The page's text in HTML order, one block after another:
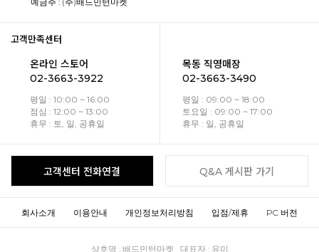
고객만족센터
온라인 스토어
02-3663-3922
평일 : 10:00 ~ 16:00
점심 : 12:00 ~ 13:00
휴무 : 토, 일, 공휴일
목동 직영매장
02-3663-3490
평일 : 09:00 ~ 18:00
토요일 : 09:00 ~ 17:00
휴무 : 일, 공휴일
고객센터 전화연결 Q&A 게시판 가기
회사소개 이용안내 개인정보처리방침 입점/제휴 PC 버전
상호명 : 배드민턴마켓 대표자 : 유미